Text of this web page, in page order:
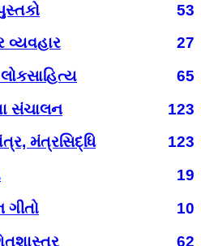
53
વ્યવહાર
27
65
સંચાલન
123
મંત્રસિદ્ધિ
123
19
10
62